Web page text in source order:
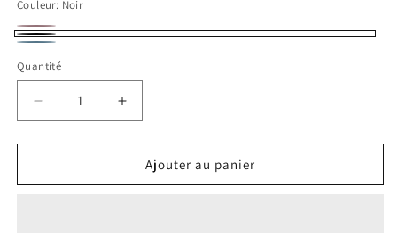
Couleur: Noir
Rose
Variante
épuisée
ou
indisponible
Noir
ciel
Quantité
Réduire
la
quantité
PINCEAU
Augmenter
la
quantité
PINCEAU
Ajouter au panier